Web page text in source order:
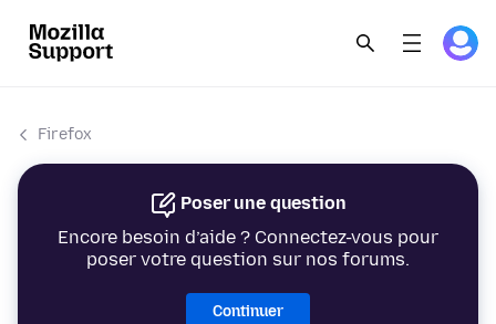
Firefox
Poser une question
Encore besoin d’aide ? Connectez-vous pour
poser votre question sur nos forums.
Continuer